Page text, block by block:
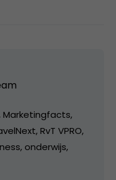
RvT VPRO,
onderwijs,